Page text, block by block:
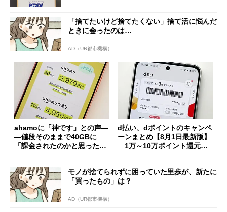
「捨てたいけど捨てたくない」捨て活に悩んだ
ときに会ったのは…
AD（UR都市機構）
ahamoに「神です」との声―
―値段そのままで40GBに
「課金されたのかと思った」
d払い、dポイントのキャンペ
ーンまとめ【8月1日最新版】
1万～10万ポイント還元の
モノが捨てられずに困っていた里歩が、新たに
「買ったもの」は？
AD（UR都市機構）